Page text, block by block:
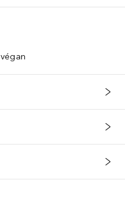
végan